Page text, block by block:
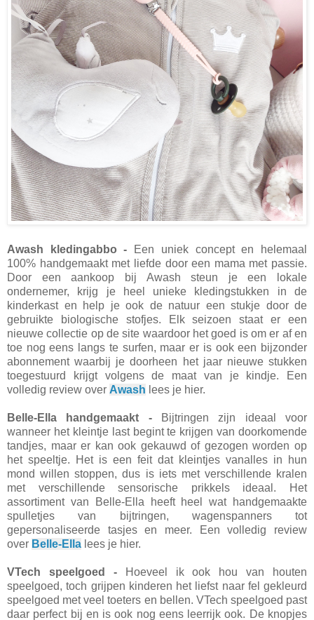
Awash kledingabbo - Een uniek concept en helemaal
100% handgemaakt met liefde door een mama met passie.
Door een aankoop bij Awash steun je een lokale
ondernemer, krijg je heel unieke kledingstukken in de
kinderkast en help je ook de natuur een stukje door de
gebruikte biologische stofjes. Elk seizoen staat er een
nieuwe collectie op de site waardoor het goed is om er af en
toe nog eens langs te surfen, maar er is ook een bijzonder
abonnement waarbij je doorheen het jaar nieuwe stukken
toegestuurd krijgt volgens de maat van je kindje. Een
volledig review over Awash lees je hier.
Belle-Ella handgemaakt -
Bijtringen zijn ideaal voor
wanneer het kleintje last begint te krijgen van doorkomende
tandjes, maar er kan ook gekauwd of gezogen worden op
het speeltje. Het is een feit dat kleintjes vanalles in hun
mond willen stoppen, dus is iets met verschillende kralen
met verschillende sensorische prikkels ideaal. Het
assortiment van Belle-Ella heeft heel wat handgemaakte
spulletjes van bijtringen, wagenspanners tot
gepersonaliseerde tasjes en meer. Een volledig review
over Belle-Ella lees je hier.
VTech speelgoed -Hoeveel ik ook hou van houten
speelgoed, toch grijpen kinderen het liefst naar fel gekleurd
speelgoed met veel toeters en bellen. VTech speelgoed past
daar perfect bij en is ook nog eens leerrijk ook. De knopjes